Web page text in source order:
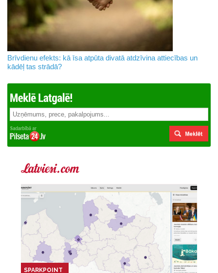
Brīvdienu efekts: kā īsa atpūta divatā atdzīvina attiecības un
kādēļ tas strādā?